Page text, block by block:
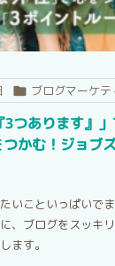
 ブログマーケ
3つあります』
かむ！ジョブ
いこといっぱいで
、ブログをスッキ
ます。